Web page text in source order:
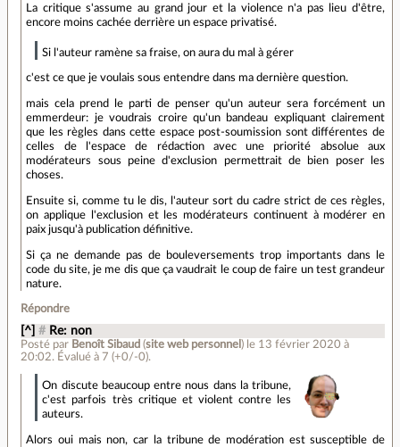
La critique s'assume au grand jour et la violence n'a pas lieu d'être,
encore moins cachée derrière un espace privatisé.
Si l'auteur ramène sa fraise, on aura du mal à gérer
c'est ce que je voulais sous entendre dans ma dernière question.
mais cela prend le parti de penser qu'un auteur sera forcément un
emmerdeur: je voudrais croire qu'un bandeau expliquant clairement
que les règles dans cette espace post-soumission sont différentes de
celles de l'espace de rédaction avec une priorité absolue aux
modérateurs sous peine d'exclusion permettrait de bien poser les
choses.
Ensuite si, comme tu le dis, l'auteur sort du cadre strict de ces règles,
on applique l'exclusion et les modérateurs continuent à modérer en
paix jusqu'à publication définitive.
Si ça ne demande pas de bouleversements trop importants dans le
code du site, je me dis que ça vaudrait le coup de faire un test grandeur
nature.
Répondre
[^] # Re: non
Posté par Benoît Sibaud (site web personnel ) le 13 février 2020 à
20:02. Évalué à7 (+0/-0).
On discute beaucoup entre nous dans la tribune,
c'est parfois très critique et violent contre les
auteurs.
Alors oui mais non, car la tribune de modération est susceptible de